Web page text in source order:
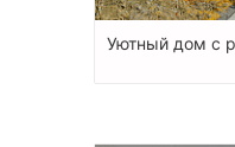
Уютный дом с